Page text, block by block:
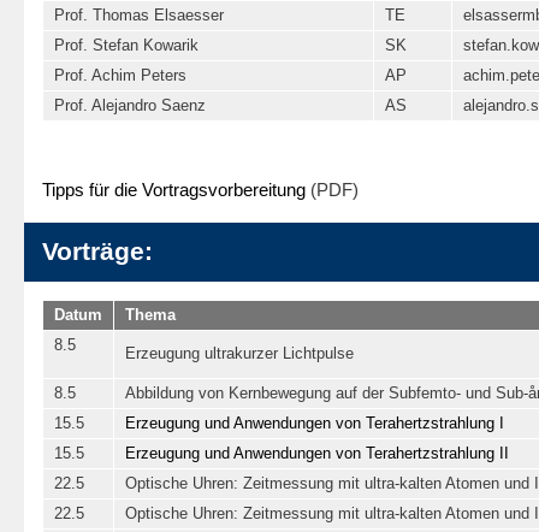
Prof. Thomas Elsaesser
TE elsasser
Prof. Stefan Kowarik
SK
Prof. Achim Peters
AP
Prof. Alejandro Saenz
AS
Tipps für die Vortragsvorbereitung (PDF)
Vorträge:
Datum
Thema
8.5
Erzeugung ultrakurzer Lichtpulse
8.5
Abbildung von Kernbewegung auf der Subfemto- und Sub-
15.5
Erzeugung und Anwendungen von Terahertzstrahlung I
15.5
Erzeugung und Anwendungen von Terahertzstrahlung II
22.5
Optische Uhren: Zeitmessung mit ultra-kalten Atomen und
22.5
Optische Uhren: Zeitmessung mit ultra-kalten Atomen und